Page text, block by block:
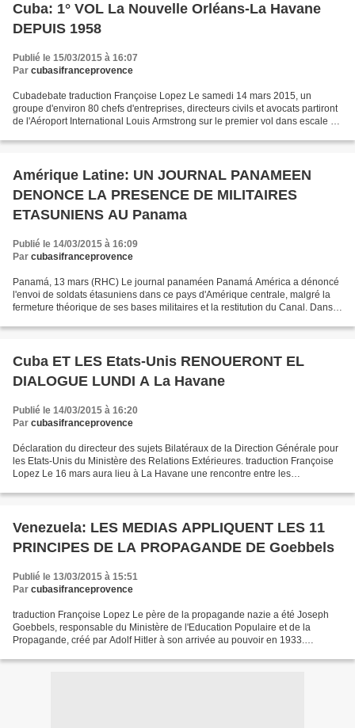
Cuba: 1° VOL La Nouvelle Orléans-La Havane
DEPUIS 1958
Publié le 15/03/2015 à 16:07
Par cubasifranceprovence
Cubadebate traduction Françoise Lopez Le samedi 14 mars 2015, un
groupe d'environ 80 chefs d'entreprises, directeurs civils et avocats partiront
de l'Aéroport International Louis Armstrong sur le premier vol dans escale de
Amérique Latine: UN JOURNAL PANAMEEN
DENONCE LA PRESENCE DE MILITAIRES
ETASUNIENS AU Panama
Publié le 14/03/2015 à 16:09
Par cubasifranceprovence
Panamá, 13 mars (RHC) Le journal panaméen Panamá América a dénoncé
l'envoi de soldats étasuniens dans ce pays d'Amérique centrale, malgré la
fermeture théorique de ses bases militaires et la restitution du Canal. Dans
Cuba ET LES Etats-Unis RENOUERONT EL
DIALOGUE LUNDI A La Havane
Publié le 14/03/2015 à 16:20
Par cubasifranceprovence
Déclaration du directeur des sujets Bilatéraux de la Direction Générale pour
les Etats-Unis du Ministère des Relations Extérieures. traduction Françoise
Lopez Le 16 mars aura lieu à La Havane une rencontre entre les
Venezuela: LES MEDIAS APPLIQUENT LES 11
PRINCIPES DE LA PROPAGANDE DE Goebbels
Publié le 13/03/2015 à 15:51
Par cubasifranceprovence
traduction Françoise Lopez Le père de la propagande nazie a été Joseph
Goebbels, responsable du Ministère de l'Education Populaire et de la
Propagande, créé par Adolf Hitler à son arrivée au pouvoir en 1933.